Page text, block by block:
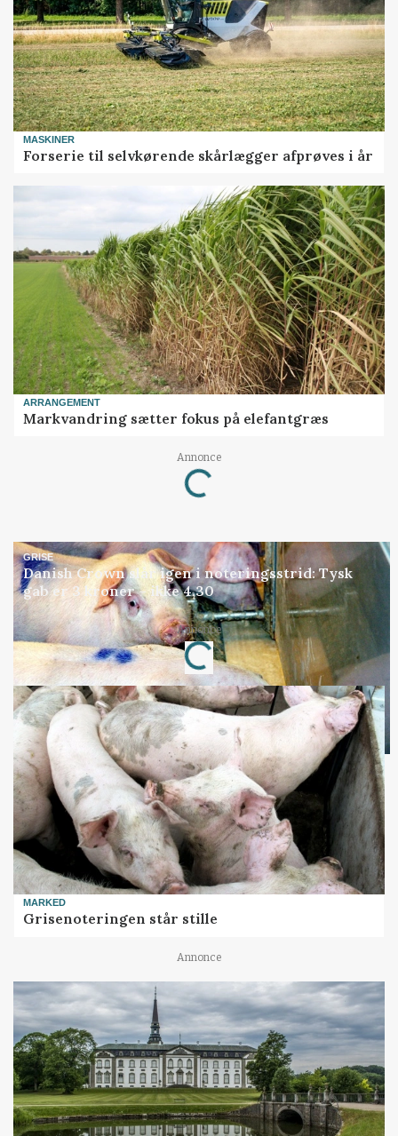
MASKINER
Forserie til selvkørende skårlægger afprøves i år
ARRANGEMENT
Markvandring sætter fokus på elefantgræs
Annonce
Loading...
GRISE
Danish Crown slår igen i noteringsstrid: Tysk
gab er 3 kroner – ikke 4,30
Annonce
Loading...
MARKED
Grisenoteringen står stille
Annonce